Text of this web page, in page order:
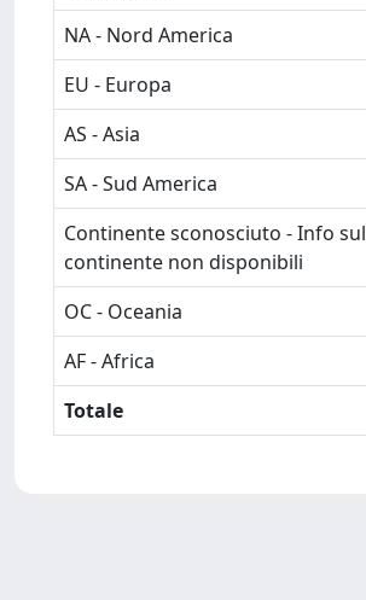
NA - Nord America
EU - Europa
AS - Asia
SA - Sud America
Continente sconosciuto - Info sul
continente non disponibili
OC - Oceania
AF - Africa
Totale